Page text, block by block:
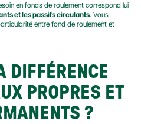
en fonds de roulement correspond lui
et les passifs circulants. Vous
entre fond de roulement et
DIFFÉRENCE
PROPRES ET
?